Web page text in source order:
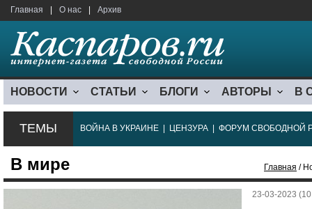
Главная О нас Архив
НОВОСТИ СТАТЬИ БЛОГИ АВТОРЫ В
ТЕМЫ ВОЙНА В УКРАИНЕ ЦЕНЗУРА ФОРУМ СВОБОДНОЙ
В мире Главная /
23-03-2023